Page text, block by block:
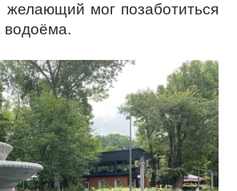
мог позаботиться
водоёма.